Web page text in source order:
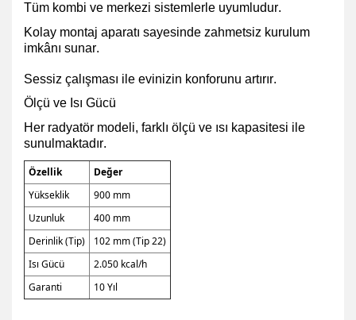
Tüm kombi ve merkezi sistemlerle uyumludur.
Kolay montaj aparatı sayesinde zahmetsiz kurulum
imkânı sunar.
Sessiz çalışması ile evinizin konforunu artırır.
Ölçü ve Isı Gücü
Her radyatör modeli, farklı ölçü ve ısı kapasitesi ile
sunulmaktadır.
Özellik
Değer
Yükseklik
900 mm
Uzunluk
400 mm
Derinlik (Tip)
102 mm (Tip 22)
Isı Gücü
2.050 kcal/h
Garanti
10 Yıl